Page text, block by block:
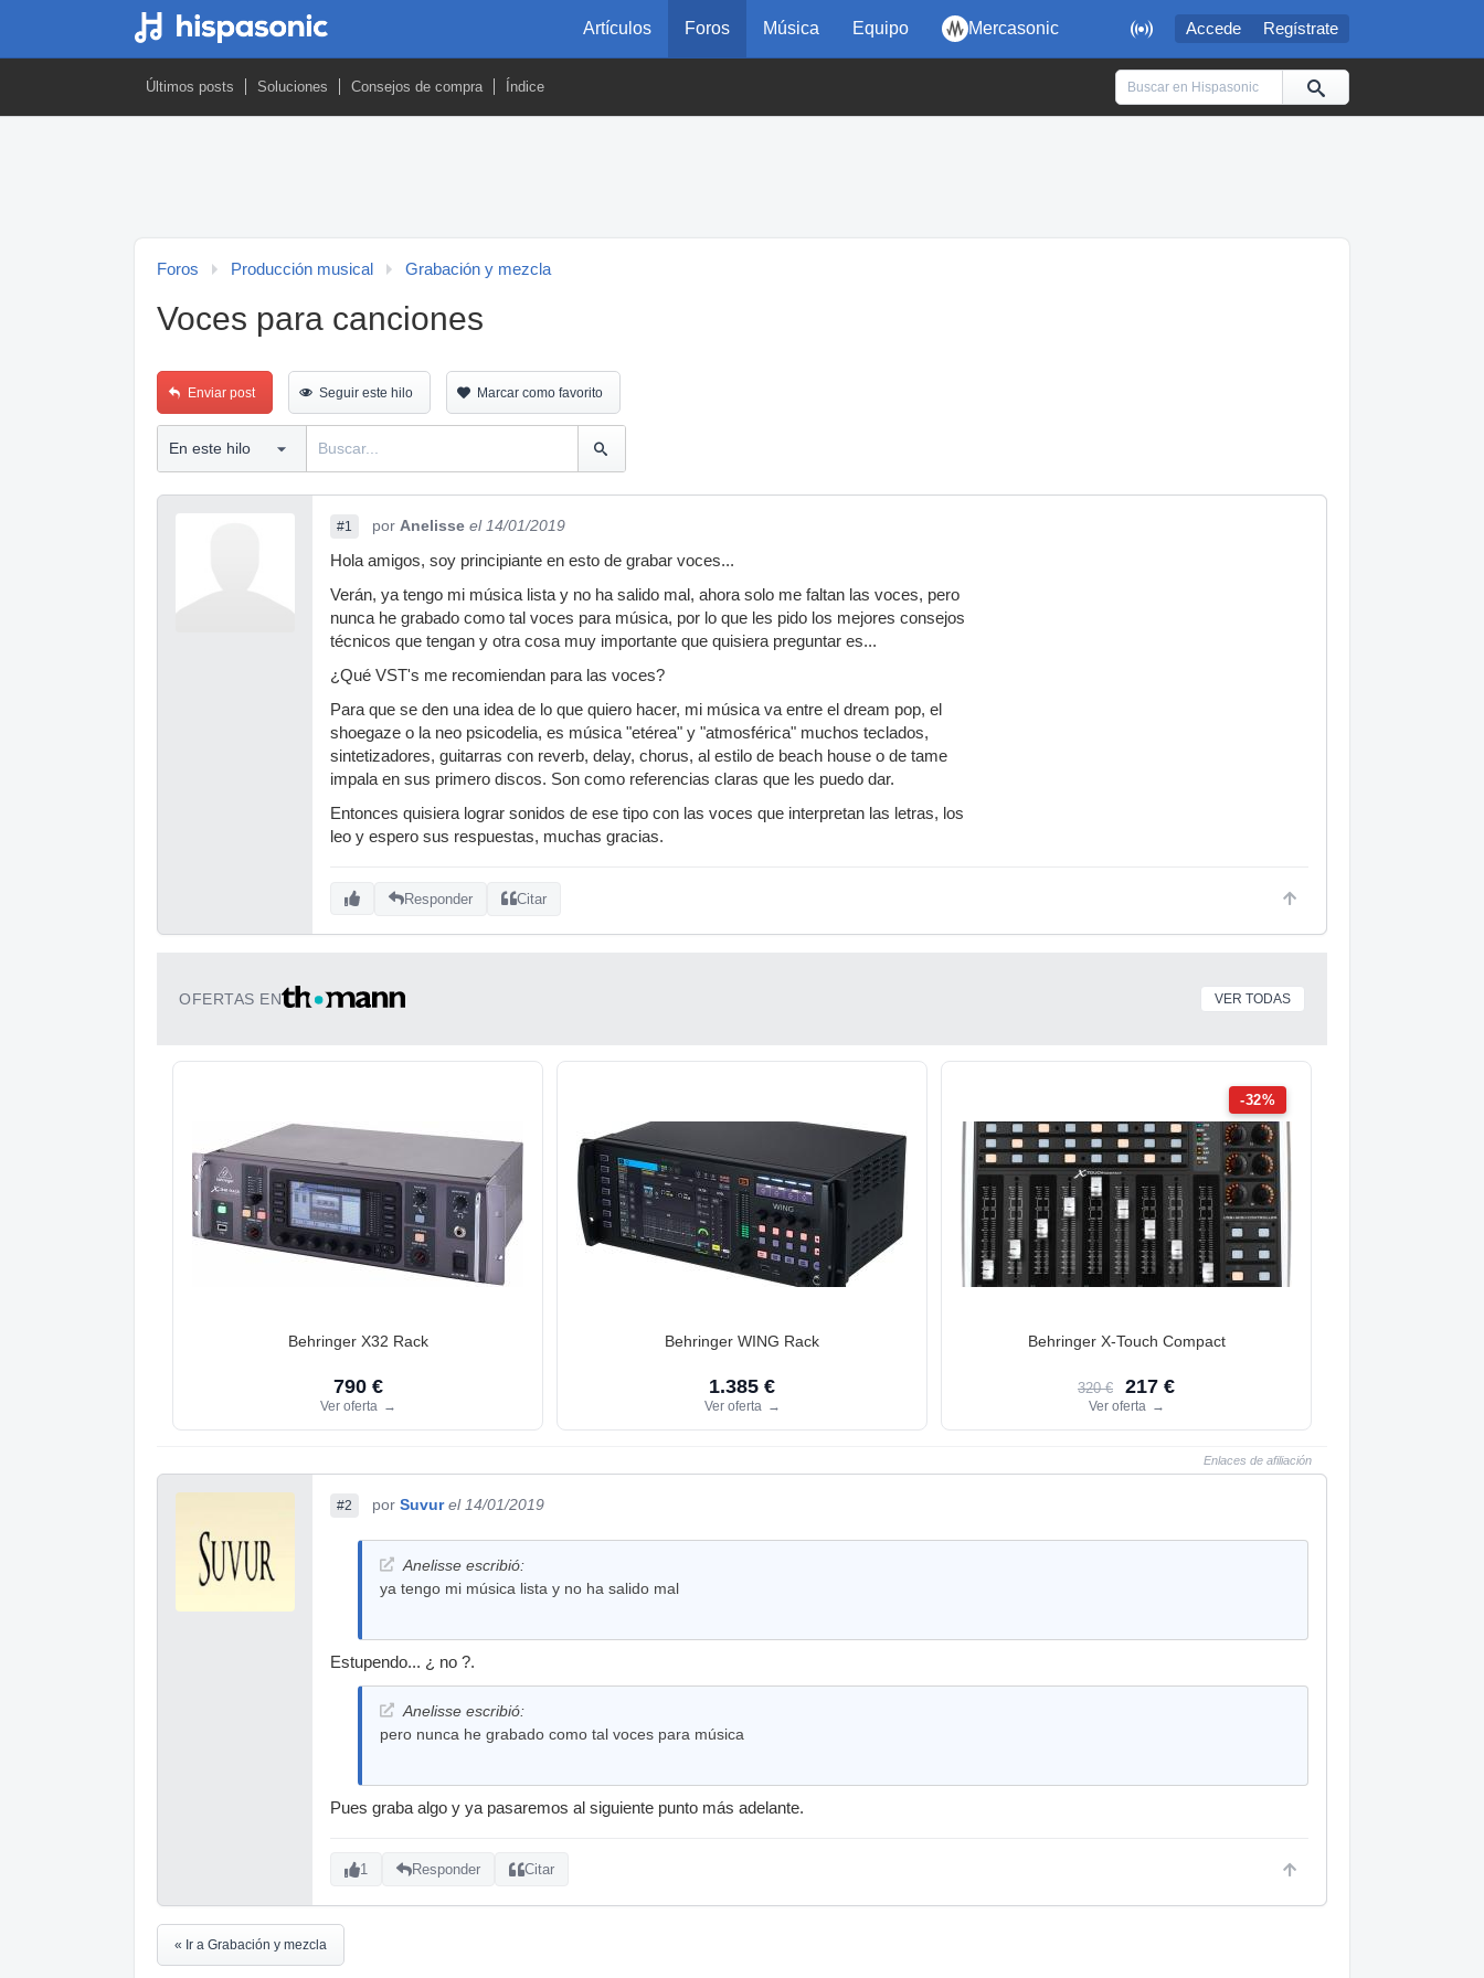
 Accede Regístrate
Artículos Foros Música Equipo Mercasonic
Últimos posts Soluciones Consejos de compra Índice
Foros Producción musical Grabación y mezcla
Voces para canciones
Enviar post Seguir este hilo Marcar como favorito
#1 por Anelisse el 14/01/2019
Hola amigos, soy principiante en esto de grabar voces...
Verán, ya tengo mi música lista y no ha salido mal, ahora solo me faltan las voces, pero
nunca he grabado como tal voces para música, por lo que les pido los mejores consejos
técnicos que tengan y otra cosa muy importante que quisiera preguntar es...
¿Qué VST's me recomiendan para las voces?
Para que se den una idea de lo que quiero hacer, mi música va entre el dream pop, el
shoegaze o la neo psicodelia, es música "etérea" y "atmosférica" muchos teclados,
sintetizadores, guitarras con reverb, delay, chorus, al estilo de beach house o de tame
impala en sus primero discos. Son como referencias claras que les puedo dar.
Entonces quisiera lograr sonidos de ese tipo con las voces que interpretan las letras, los
leo y espero sus respuestas, muchas gracias.
Responder Citar
OFERTAS EN VER TODAS
Behringer X32 Rack
790 €
Ver oferta →
Behringer WING Rack
1.385 €
Ver oferta →
-32%
Behringer X-Touch Compact
320 € 217 €
Ver oferta →
Enlaces de afiliación
#2 por Suvur el 14/01/2019
Anelisse escribió:
ya tengo mi música lista y no ha salido mal
Estupendo... ¿ no ?.
Anelisse escribió:
pero nunca he grabado como tal voces para música
Pues graba algo y ya pasaremos al siguiente punto más adelante.
1 Responder Citar
« Ir a Grabación y mezcla